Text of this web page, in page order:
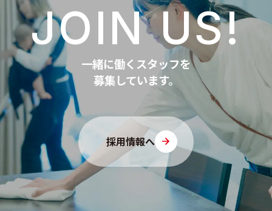
JOIN US!
一緒に働くスタッフを
募集しています。
採用情報へ